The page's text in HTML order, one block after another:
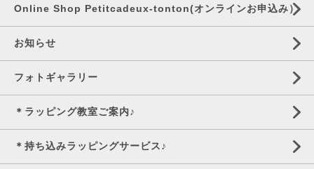
Online Shop Petitcadeux-tonton(オンラインお申込み）
お知らせ
フォトギャラリー
＊ラッピング教室ご案内♪
＊持ち込みラッピングサービス♪